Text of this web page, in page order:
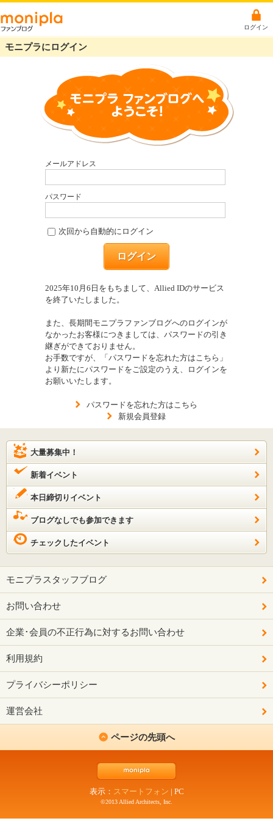
ログイン
モニプラにログイン
メールアドレス
パスワード
次回から自動的にログイン
ログイン
2025年10月6日をもちまして、Allied IDのサービス
を終了いたしました。
また、長期間モニプラファンブログへのログインが
なかったお客様につきましては、パスワードの引き
継ぎができておりません。
お手数ですが、「パスワードを忘れた方はこちら」
より新たにパスワードをご設定のうえ、ログインを
お願いいたします。
パスワードを忘れた方はこちら
新規会員登録
大量募集中！
新着イベント
本日締切りイベント
ブログなしでも参加できます
チェックしたイベント
モニプラスタッフブログ
お問い合わせ
企業･会員の不正行為に対するお問い合わせ
利用規約
プライバシーポリシー
運営会社
ページの先頭へ
表示： スマートフォン | PC
©2013 Allied Architects, Inc.